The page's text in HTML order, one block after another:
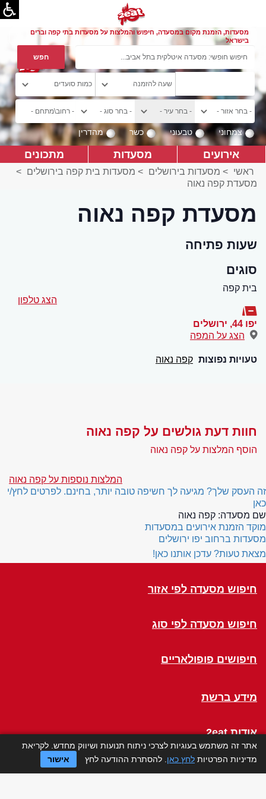
מסעדות, הזמנת מקום במסעדה, חיפוש והמלצות על מסעדות בתי קפה וברים
בישראל
צמחוני טבעוני כשר מהדרין
אירועים מסעדות מתכונים
ראשי > מסעדות בירושלים > מסעדות בית קפה בירושלים >
מסעדת קפה נאוה
מסעדת קפה נאוה
שעות פתיחה
סוגים
בית קפה
הצג טלפון
יפו 44 , ירושלים
הצג על המפה
טעויות נפוצות קפה נאוה
חוות דעת גולשים על קפה נאוה
הוסף המלצות על קפה נאוה
המלצות נוספות על קפה נאוה
זה העסק שלך? מגיעה לך חשיפה טובה יותר, בחינם. לפרטים לחץ/י
כאן
שם מסעדה: קפה נאוה
מוקד הזמנת אירועים במסעדות
מסעדות ברחוב יפו ירושלים
מצאת טעות? עדכן אותנו כאן!
חיפוש מסעדה לפי אזור
חיפוש מסעדה לפי סוג
חיפושים פופולאריים
מידע ברשת
אודות 2eat
Click a Table
אתר זה משתמש בעוגיות לצרכי ניתוח תנועות ושיווק מחדש. לקריאת
מדיניות הפרטיות לחץ כאן . להסתרת ההודעה לחץ אישור